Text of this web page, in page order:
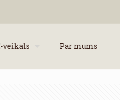
veikals Par mums